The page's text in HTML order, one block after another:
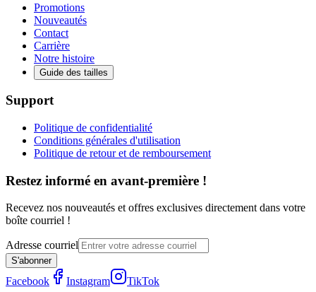
Promotions
Nouveautés
Contact
Carrière
Notre histoire
Guide des tailles
Support
Politique de confidentialité
Conditions générales d'utilisation
Politique de retour et de remboursement
Restez informé en avant-première !
Recevez nos nouveautés et offres exclusives directement dans votre
boîte courriel !
Adresse courriel
S'abonner
Facebook Instagram TikTok